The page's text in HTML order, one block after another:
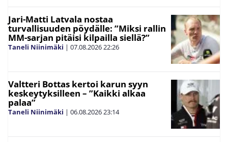
Jari-Matti Latvala nostaa
turvallisuuden pöydälle: ”Miksi rallin
MM-sarjan pitäisi kilpailla siellä?”
Taneli Niinimäki | 07.08.202622:26
Valtteri Bottas kertoi karun syyn
keskeytyksilleen – ”Kaikki alkaa
palaa”
Taneli Niinimäki | 06.08.202623:14